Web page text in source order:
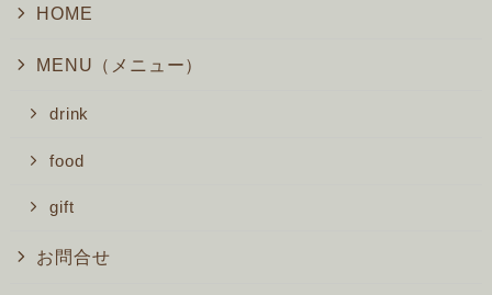
HOME
MENU（メニュー）
drink
food
gift
お問合せ